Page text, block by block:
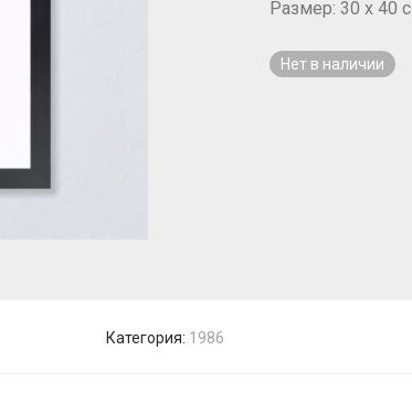
Размер: 30 x 40
Нет в наличии
Категория: 1986